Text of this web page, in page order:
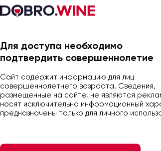
Португалия, Дору
Для доступа необходимо
подтвердить совершеннолетие
Сайт содержит информацию для лиц
совершеннолетнего возраста. Сведения,
размещенные на сайте, не являются
носят исключительно информационный
предназначены только для личного